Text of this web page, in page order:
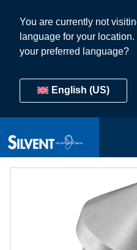
You are currently not
language for your
your preferred language?
English (US)